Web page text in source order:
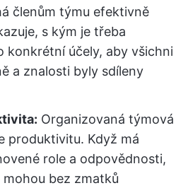
členům týmu efektivně
s kým je třeba
konkrétní účely, aby všichni
a znalosti byly sdíleny
Organizovaná týmová
produktivitu. Když má
role a odpovědnosti,
bez zmatků